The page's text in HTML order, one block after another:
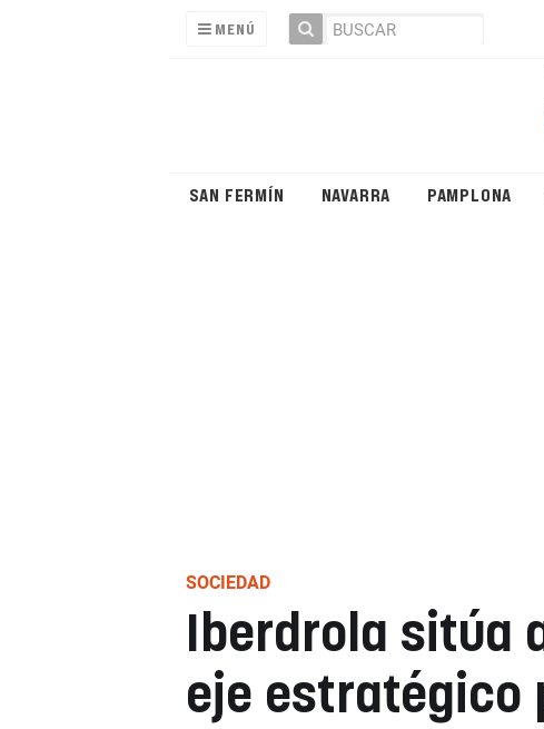
MENÚ
SAN FERMÍN NAVARRA PAMPLONA
SOCIEDAD
Iberdrola sitúa
eje estratégico